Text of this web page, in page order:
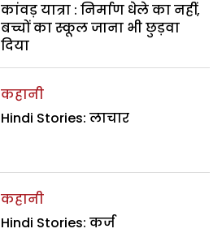
कांवड़ यात्रा : निर्माण धेले का नहीं,
बच्चों का स्कूल जाना भी छुड़वा
दिया
कहानी
Hindi Stories: लाचार
कहानी
Hindi Stories: कर्ज